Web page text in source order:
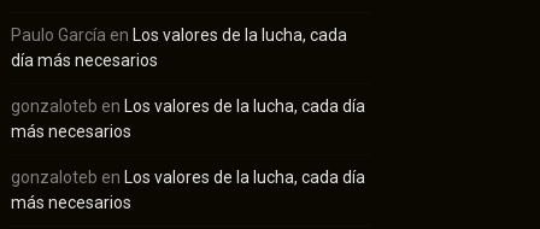
Paulo García en Los valores de la lucha, cada
día más necesarios
gonzaloteb en Los valores de la lucha, cada día
más necesarios
gonzaloteb en Los valores de la lucha, cada día
más necesarios